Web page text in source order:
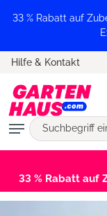
springen
33 % Rabatt auf
Hilfe & Kontakt
33 % Rabatt auf